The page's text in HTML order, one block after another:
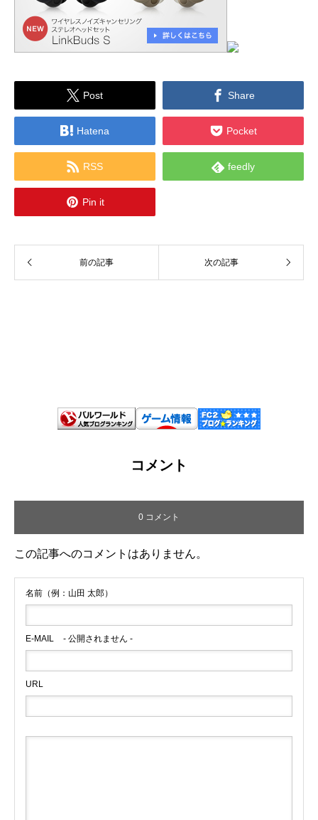
 Post  Share
 Hatena  Pocket
 RSS  feedly
 Pin it
前の記事 次の記事
コメント
0 コメント
この記事へのコメントはありません。
名前（例：山田 太郎）
E-MAIL - 公開されません -
URL